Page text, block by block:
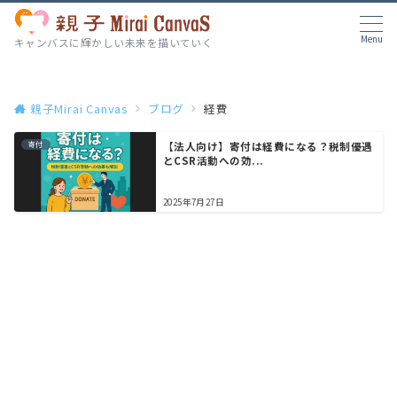
Menu
キャンバスに輝かしい未来を描いていく
親子Mirai Canvas ブログ 経費
寄付
【法人向け】寄付は経費になる？税制優遇
とCSR活動への効...
2025年7月27日